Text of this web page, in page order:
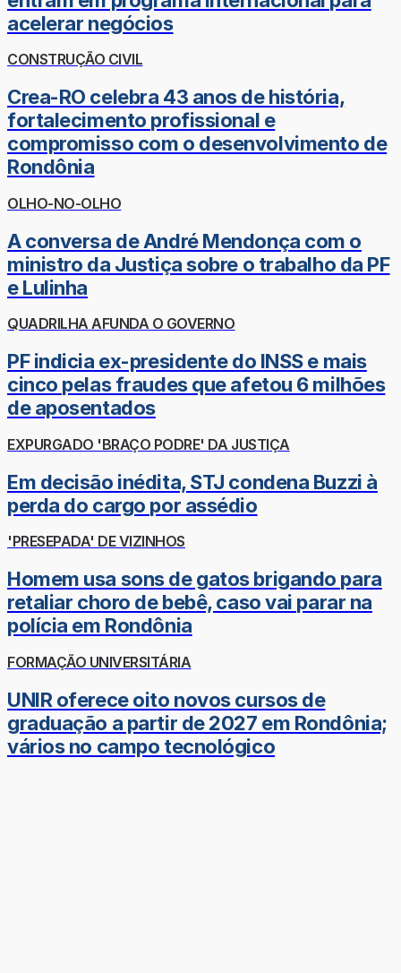
acelerar negócios
CONSTRUÇÃO CIVIL
Crea-RO celebra 43 anos de história,
fortalecimento profissional e
compromisso com o desenvolvimento de
Rondônia
OLHO-NO-OLHO
A conversa de André Mendonça com o
ministro da Justiça sobre o trabalho da PF
e Lulinha
QUADRILHA AFUNDA O GOVERNO
PF indicia ex-presidente do INSS e mais
cinco pelas fraudes que afetou 6 milhões
de aposentados
EXPURGADO 'BRAÇO PODRE' DA JUSTIÇA
Em decisão inédita, STJ condena Buzzi à
perda do cargo por assédio
'PRESEPADA' DE VIZINHOS
Homem usa sons de gatos brigando para
retaliar choro de bebê, caso vai parar na
polícia em Rondônia
FORMAÇÃO UNIVERSITÁRIA
UNIR oferece oito novos cursos de
graduação a partir de 2027 em Rondônia;
vários no campo tecnológico